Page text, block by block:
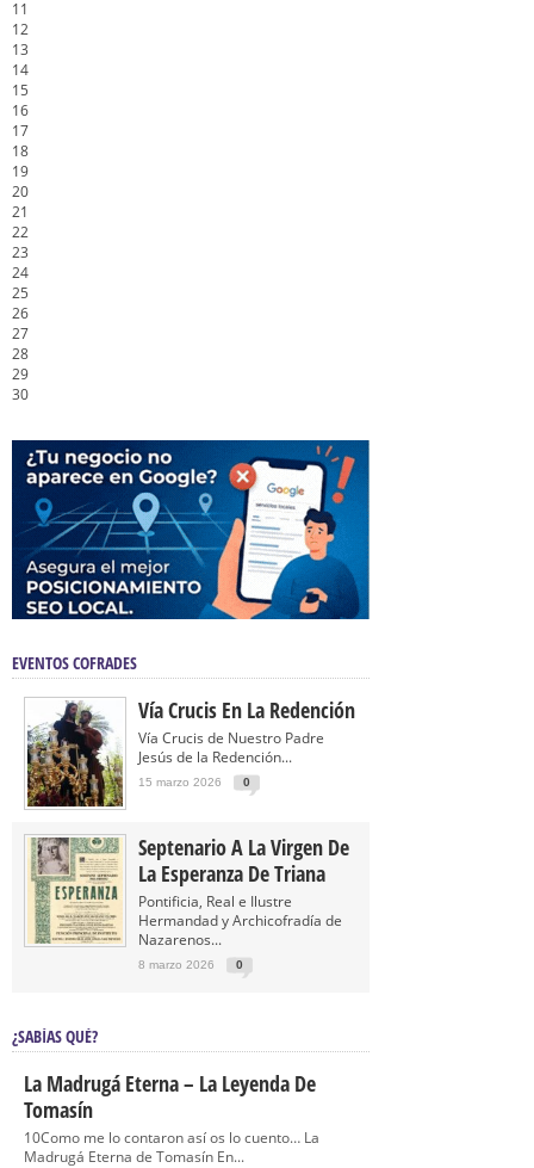
11
12
13
14
15
16
17
18
19
20
21
22
23
24
25
26
27
28
29
30
EVENTOS COFRADES
Vía Crucis En La Redención
Vía Crucis de Nuestro Padre
Jesús de la Redención...
15 marzo 2026 0
Septenario A La Virgen De
La Esperanza De Triana
Pontificia, Real e Ilustre
Hermandad y Archicofradía de
Nazarenos...
8 marzo 2026 0
¿SABÍAS QUÉ?
La Madrugá Eterna – La Leyenda De
Tomasín
10Como me lo contaron así os lo cuento… La
Madrugá Eterna de Tomasín En...